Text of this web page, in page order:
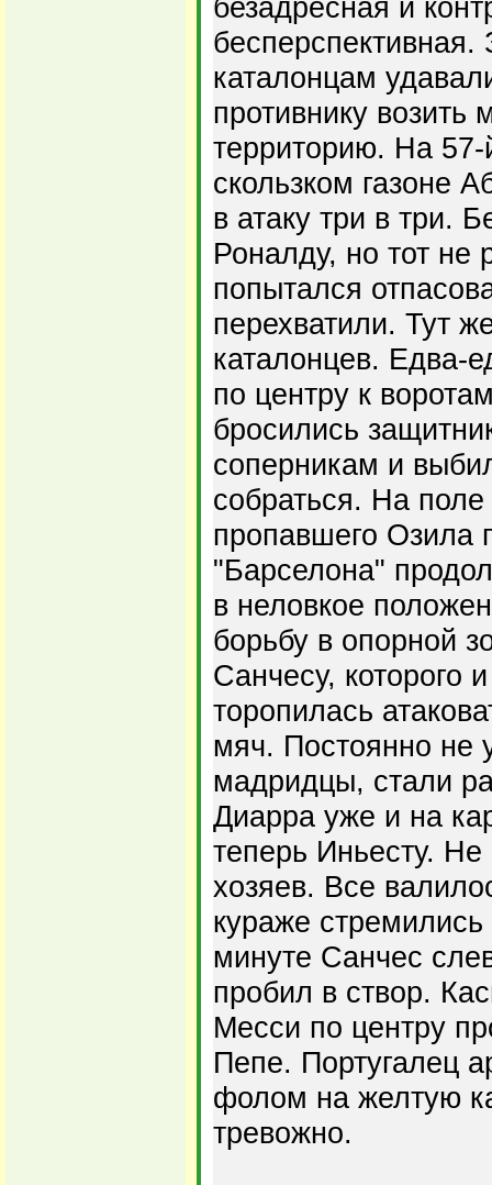
безадресная и
бесперспективная.
каталонцам
противнику возить
территорию. На
скользком газоне
в атаку три в три.
Роналду, но тот не
попытался
перехватили. Тут
каталонцев. Едва-
по центру к
бросились
соперникам и
собраться. На
пропавшего Озила
"Барселона"
в неловкое
борьбу в опорной
Санчесу, которого
торопилась
мяч. Постоянно не
мадридцы, стали
Диарра уже и на
теперь Иньесту. Не
хозяев. Все
кураже
минуте Санчес
пробил в створ.
Месси по центру
Пепе. Португалец
фолом на желтую
тревожно.